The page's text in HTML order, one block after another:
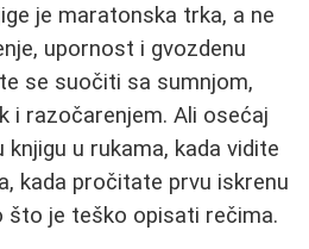
je maratonska trka, a ne
upornost i gvozdenu
se suočiti sa sumnjom,
i razočarenjem. Ali osećaj
u rukama, kada vidite
kada pročitate prvu iskrenu
što je teško opisati rečima.